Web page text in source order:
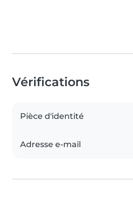
Vérifications
Pièce d'identité
Adresse e-mail